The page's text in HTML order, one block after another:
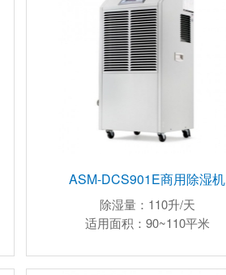
ASM-DCS901E商用除湿机
除湿量：110升/天
适用面积：90~110平米